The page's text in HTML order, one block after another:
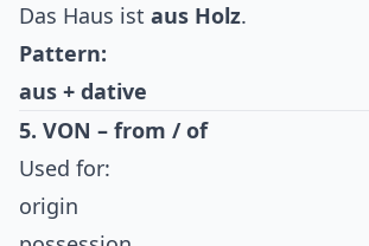
Das Haus ist aus Holz.
Pattern:
aus + dative
5. VON – from / of
Used for:
origin